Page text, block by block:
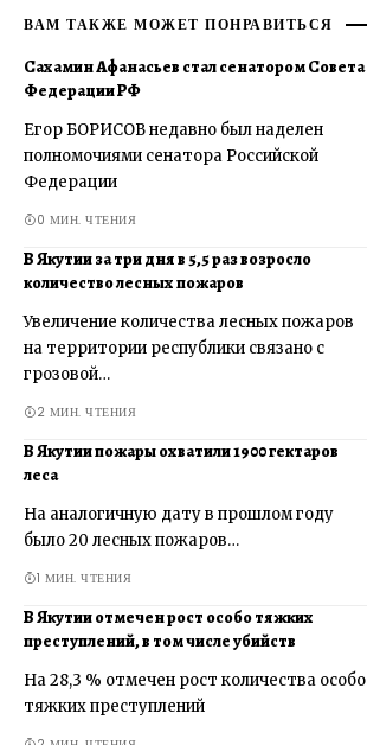
ВАМ ТАКЖЕ МОЖЕТ ПОНРАВИТЬСЯ
Сахамин Афанасьев стал сенатором Совета
Федерации РФ
Егор БОРИСОВ недавно был наделен
полномочиями сенатора Российской
Федерации
0 МИН. ЧТЕНИЯ
В Якутии за три дня в 5,5 раз возросло
количество лесных пожаров
Увеличение количества лесных пожаров
на территории республики связано с
грозовой…
2 МИН. ЧТЕНИЯ
В Якутии пожары охватили 1900 гектаров
леса
На аналогичную дату в прошлом году
было 20 лесных пожаров…
1 МИН. ЧТЕНИЯ
В Якутии отмечен рост особо тяжких
преступлений, в том числе убийств
На 28,3 % отмечен рост количества особо
тяжких преступлений